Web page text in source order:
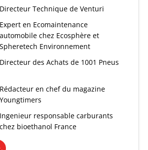
Directeur Technique de Venturi
Expert en Ecomaintenance
automobile chez Ecosphère et
Spheretech Environnement
Directeur des Achats de 1001 Pneus
Rédacteur en chef du magazine
Youngtimers
Ingenieur responsable carburants
chez bioethanol France